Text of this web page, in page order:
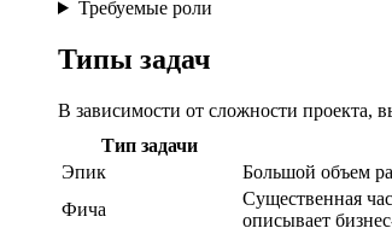
Требуемые роли
Типы задач
В зависимости от сложности проекта,
Тип задачи
Эпик
Большой объем
Фича
Существенная
описывает